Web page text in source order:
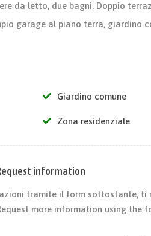
da letto, due bagni. Doppio
garage al piano terra, giardino
Giardino comune
Zona residenziale
information
tramite il form sottostante, ti
more information using the